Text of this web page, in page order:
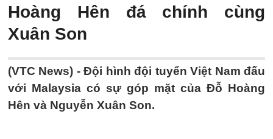
Hoàng Hên đá chính cùng
Xuân Son
(VTC News) -Đội hình đội tuyển Việt Nam đấu
với Malaysia có sự góp mặt của Đỗ Hoàng
Hên và Nguyễn Xuân Son.